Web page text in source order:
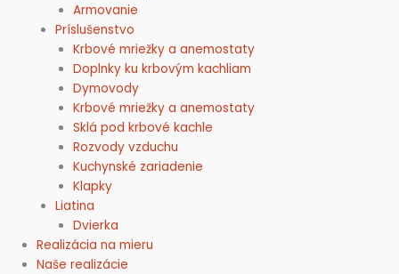
Armovanie
Príslušenstvo
Krbové mriežky a anemostaty
Doplnky ku krbovým kachliam
Dymovody
Krbové mriežky a anemostaty
Sklá pod krbové kachle
Rozvody vzduchu
Kuchynské zariadenie
Klapky
Liatina
Dvierka
Realizácia na mieru
Naše realizácie